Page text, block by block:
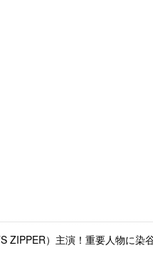
ZIPPER）主演！重要人物に染